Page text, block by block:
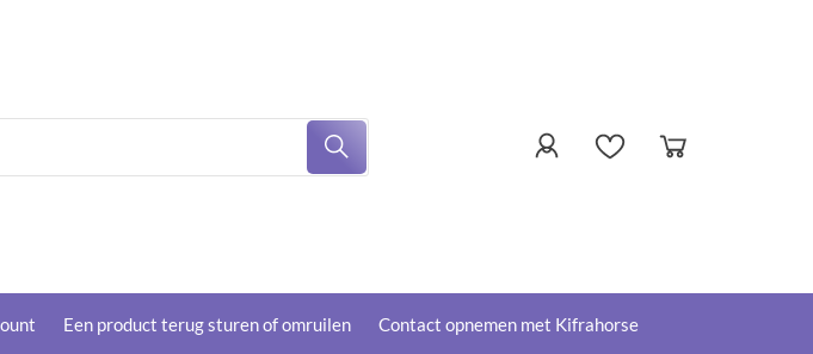
Een product terug sturen of omruilen Contact opnemen met Kifrahorse